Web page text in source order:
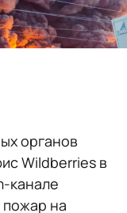
органов
Wildberries в
канале
пожар на